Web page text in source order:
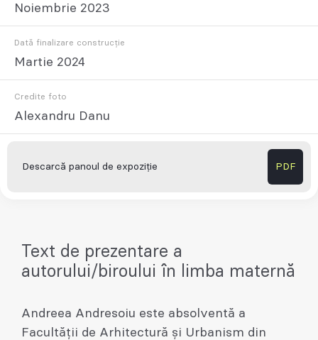
Noiembrie 2023
Dată finalizare construcție
Martie 2024
Credite foto
Alexandru Danu
Descarcă panoul de expoziție PDF
Text de prezentare a
autorului/biroului în limba maternă
Andreea Andresoiu este absolventă a
Facultății de Arhitectură și Urbanism din